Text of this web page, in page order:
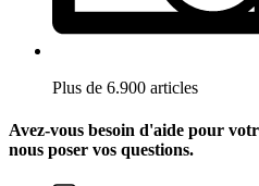
Plus de 6.900 articles
Avez-vous besoin d'aide pour
nous poser vos questions.